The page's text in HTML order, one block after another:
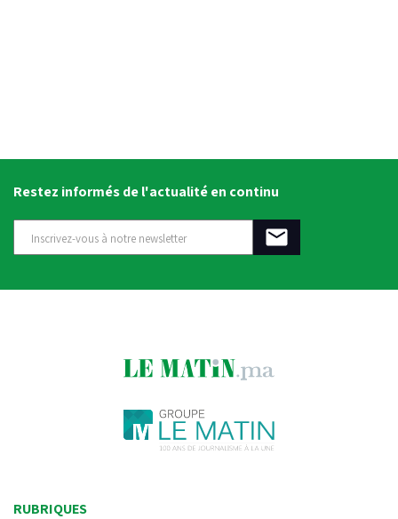
Restez informés de l'actualité en continu
RUBRIQUES